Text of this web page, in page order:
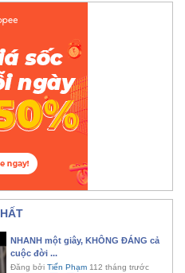
NHANH một giây, KHÔNG ĐÁNG cả
cuộc đời ...
Đăng bởi Tiến Phạm 112 tháng trước